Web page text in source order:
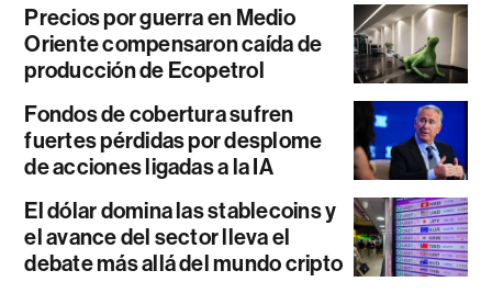
Precios por guerra en Medio
Oriente compensaron caída de
producción de Ecopetrol
Fondos de cobertura sufren
fuertes pérdidas por desplome
de acciones ligadas a la IA
El dólar domina las stablecoins y
el avance del sector lleva el
debate más allá del mundo cripto